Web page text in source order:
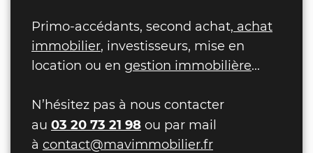
Primo-accédants, second achat, achat
immobilier, investisseurs, mise en
location ou en gestion immobilière...
N’hésitez pas à nous contacter
au 03 20 73 21 98 ou par mail
à contact@mavimmobilier.fr